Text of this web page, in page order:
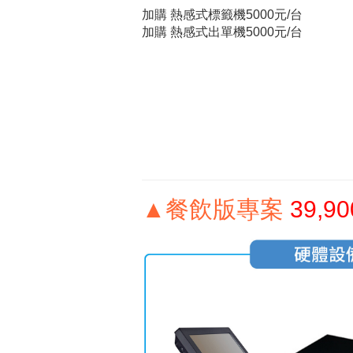
加購 熱感式標籤機5000元/台
加購 熱感式出單機5000元/台
▲餐飲版專案